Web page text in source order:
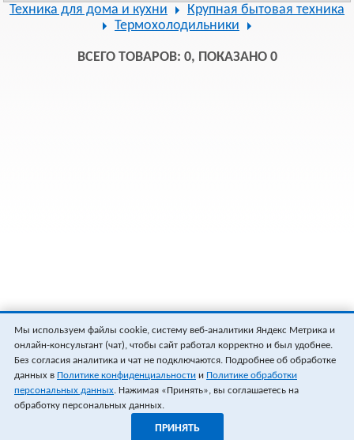
Техника для дома и кухни
Крупная бытовая техника
Термохолодильники
ВСЕГО ТОВАРОВ: 0, ПОКАЗАНО 0
Мы используем файлы cookie, систему веб-аналитики Яндекс Метрика и
онлайн-консультант (чат), чтобы сайт работал корректно и был удобнее.
Без согласия аналитика и чат не подключаются. Подробнее об обработке
данных в Политике конфиденциальности и Политике обработки
персональных данных. Нажимая «Принять», вы соглашаетесь на
обработку персональных данных.
ПРИНЯТЬ